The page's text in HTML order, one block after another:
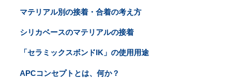
マテリアル別の接着・合着の考え方
シリカベースのマテリアルの接着
「セラミックスボンドIK」の使用用途
APCコンセプトとは、何か？